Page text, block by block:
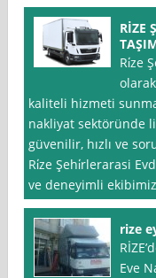
RİZE
Ri̇ze
kaliteli hizmeti
nakliyat sektöründe
güvenilir, hızlı ve
Ri̇ze Şehi̇rlerarasi
ve deneyimli
rize
Eve